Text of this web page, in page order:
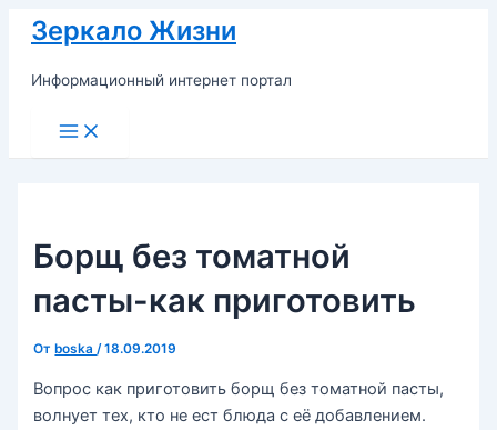
Перейти
содержимому
Зеркало Жизни
Информационный интернет портал
Main
Menu
Борщ без томатной
пасты-как приготовить
От boska/18.09.2019
Вопрос как приготовить борщ без томатной пасты,
волнует тех, кто не ест блюда с её добавлением.